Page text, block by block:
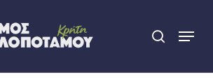
search
Menu
Close